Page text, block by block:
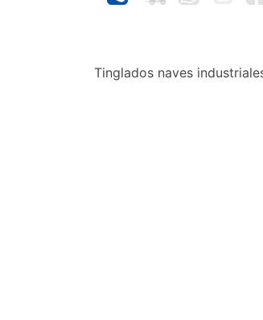
Tinglados naves